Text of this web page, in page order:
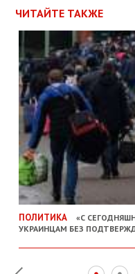
ЧИТАЙТЕ ТАКЖЕ
ПОЛИТИКА
«С
УКРАИНЦАМ БЕЗ